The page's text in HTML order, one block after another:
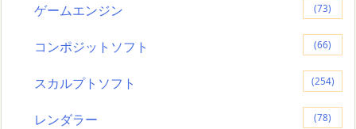
ゲームエンジン (73)
コンポジットソフト (66)
スカルプトソフト (254)
レンダラー (78)